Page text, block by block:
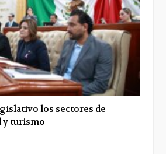
los sectores de
y turismo